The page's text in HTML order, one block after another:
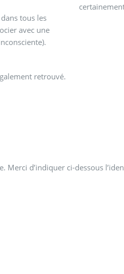
tous les
avec une
retrouvé.
d’indiquer ci-dessous